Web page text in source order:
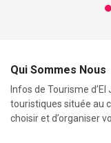
Qui Sommes Nous
Infos de Tourisme
touristiques située au
choisir et d’organiser